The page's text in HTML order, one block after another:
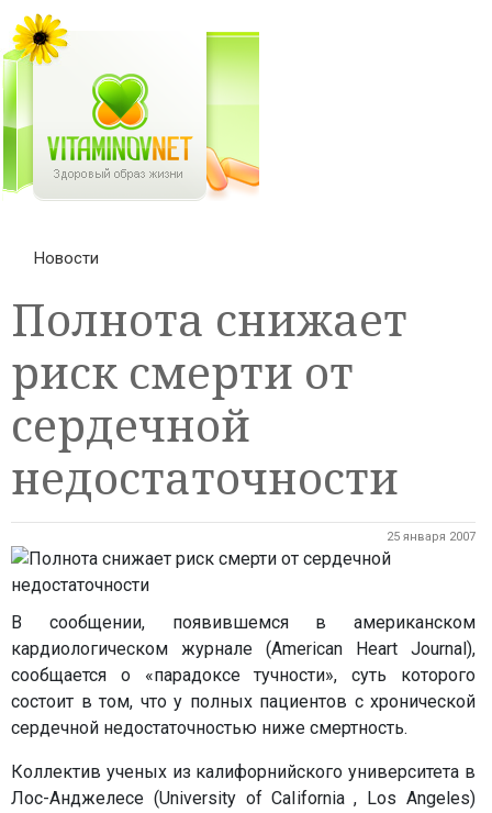
Новости
Полнота снижает
риск смерти от
сердечной
недостаточности
25 января 2007
В сообщении, появившемся в американском
кардиологическом журнале (American Heart Journal),
сообщается о «парадоксе тучности», суть которого
состоит в том, что у полных пациентов с хронической
сердечной недостаточностью ниже смертность.
Коллектив ученых из калифорнийского университета в
Лос-Анджелесе (University of California , Los Angeles)